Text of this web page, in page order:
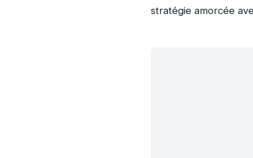
stratégie amorcée